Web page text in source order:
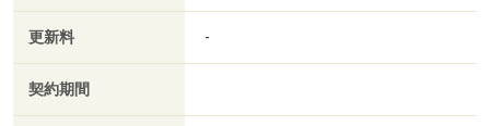
更新料 -
契約期間